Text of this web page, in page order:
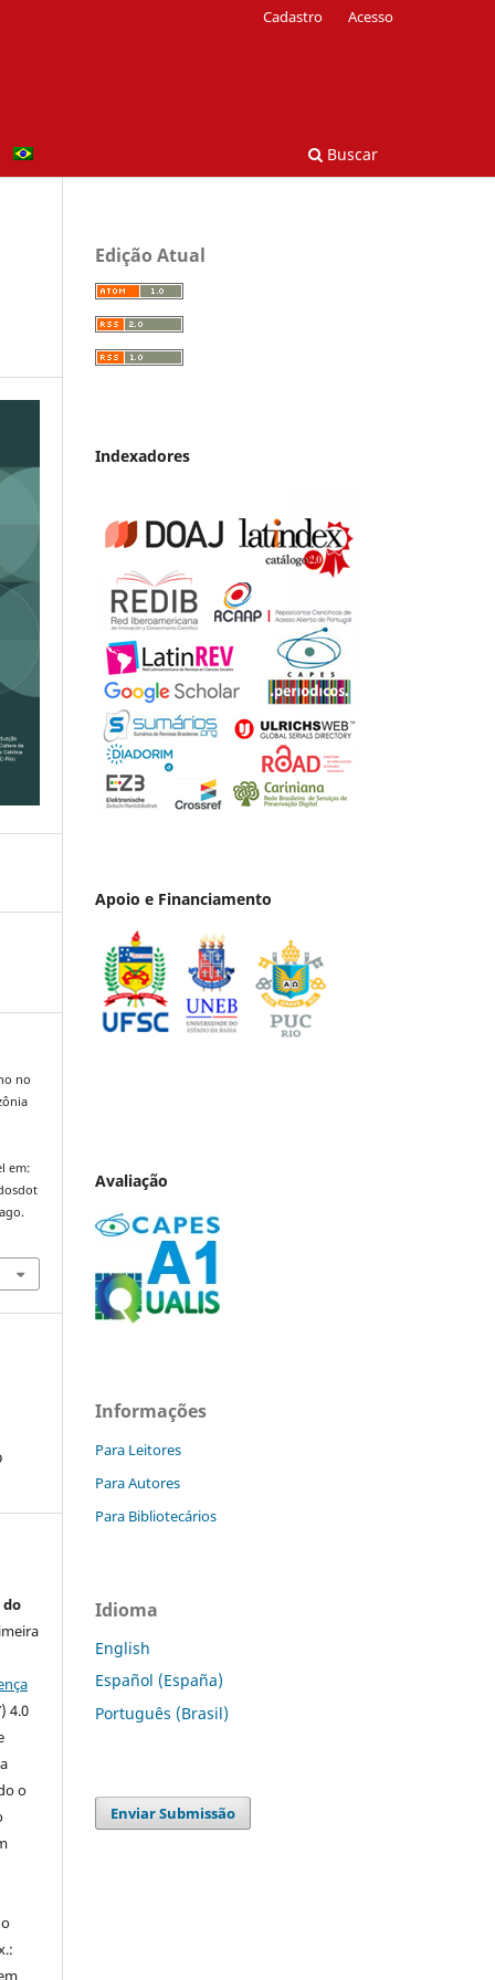
Buscar
Cadastro Acesso
no
em:
do
4.0
o
Edição Atual
Indexadores
Apoio e Financiamento
Avaliação
Informações
Para Leitores
Para Autores
Para Bibliotecários
Idioma
English
Español (España)
Português (Brasil)
Enviar Submissão